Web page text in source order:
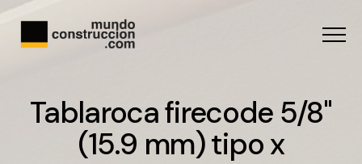
Tablaroca firecode 5/8"
(15.9 mm) tipo x